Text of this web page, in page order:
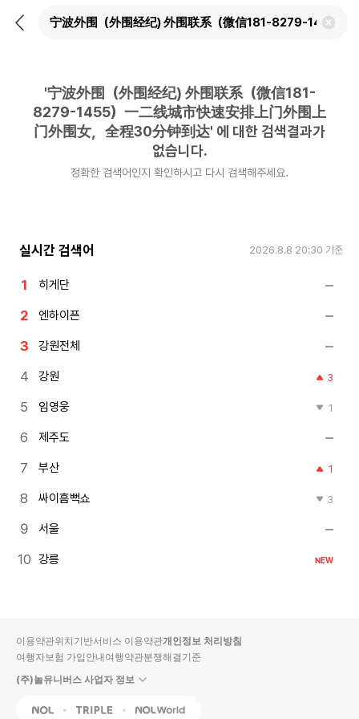
뒤
검
'宁波外围（外围经纪) 外围联系（微信181-
8279-1455）一二线城市快速安排上门外围上
门外围女，全程30分钟到达' 에 대한 검색결과가
없습니다.
정확한 검색어인지 확인하시고 다시 검색해주세요.
실시간 검색어 2026.8.8 20:30 기준
히게단
엔하이픈
강원전체
강원 3
임영웅 1
제주도
부산 1
싸이흠뻑쇼 3
서울
강릉 NEW
이용약관위치기반서비스 이용약관개인정보 처리방침
여행자보험 가입안내여행약관분쟁해결기준
(주)놀유니버스 사업자 정보
NOL Triple Interpark Global